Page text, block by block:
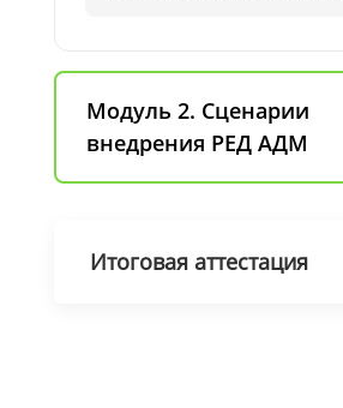
Модуль 2. Сценарии
внедрения РЕД АДМ
Итоговая аттестация